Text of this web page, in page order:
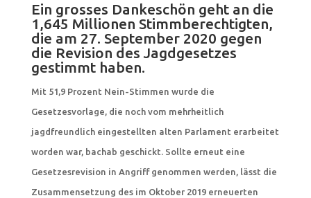
Ein grosses Dankeschön geht an die
1,645 Millionen Stimmberechtigten,
die am 27. September 2020 gegen
die Revision des Jagdgesetzes
gestimmt haben.
Mit 51,9 Prozent Nein-Stimmen wurde die
Gesetzesvorlage, die noch vom mehrheitlich
jagdfreundlich eingestellten alten Parlament erarbeitet
worden war, bachab geschickt. Sollte erneut eine
Gesetzesrevision in Angriff genommen werden, lässt die
Zusammensetzung des im Oktober 2019 erneuerten